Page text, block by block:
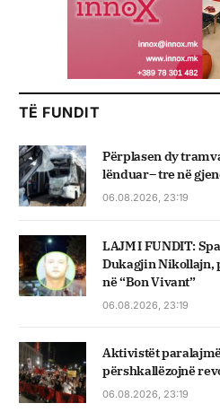
TË FUNDIT
Përplasen dy
lënduar– tre në
06.08.2026, 23:19
LAJM I FUNDIT:
Dukagjin Nikollajn,
në “Bon Vivant”
06.08.2026, 23:19
Aktivistët
përshkallëzojnë
06.08.2026, 23:19